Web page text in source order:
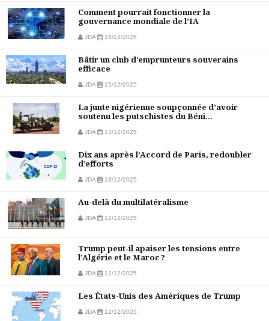
Comment pourrait fonctionner la
gouvernance mondiale de l’IA
JDA 15/12/2025
Bâtir un club d’emprunteurs souverains
efficace
JDA 15/12/2025
La junte nigérienne soupçonnée d’avoir
soutenu les putschistes du Béni...
JDA 13/12/2025
Dix ans après l’Accord de Paris, redoubler
d’efforts
JDA 13/12/2025
Au-delà du multilatéralisme
JDA 12/12/2025
Trump peut-il apaiser les tensions entre
l’Algérie et le Maroc ?
JDA 12/12/2025
Les États-Unis des Amériques de Trump
JDA 12/12/2025